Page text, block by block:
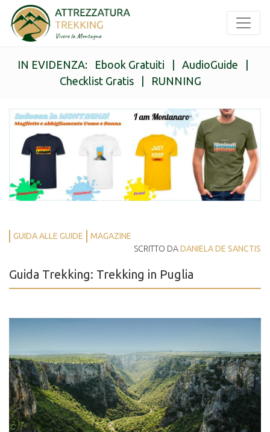
IN EVIDENZA: Ebook Gratuiti AudioGuide
Checklist Gratis| RUNNING
GUIDA ALLE GUIDE
MAGAZINE
SCRITTO DADANIELA DE SANCTIS
Guida Trekking: Trekking in Puglia